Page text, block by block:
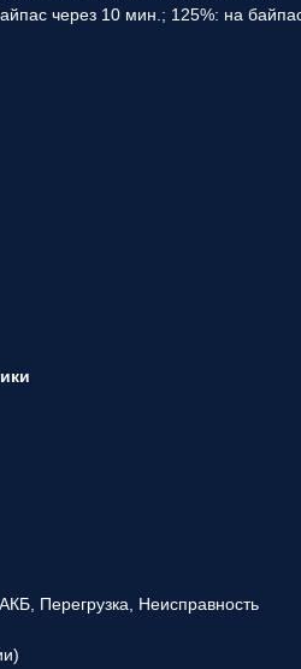
через 10 мин.; 125%: на
Перегрузка, Неисправность